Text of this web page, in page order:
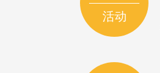
活动